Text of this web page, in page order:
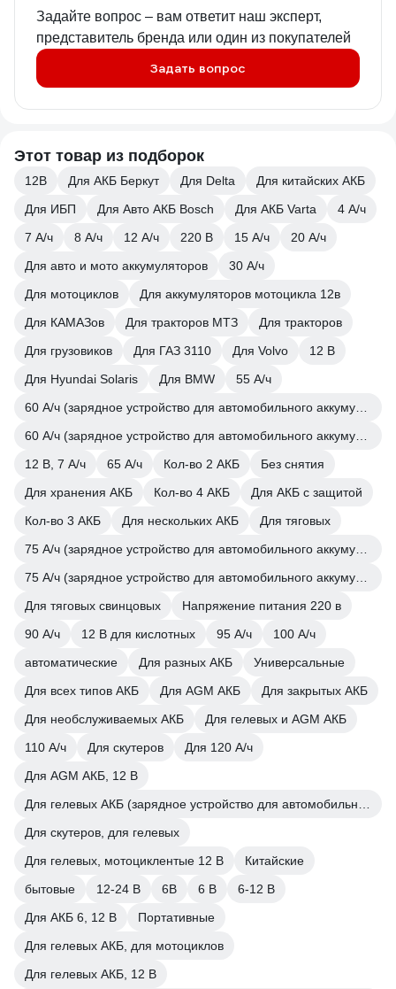
Задайте вопрос – вам ответит наш эксперт,
представитель бренда или один из покупателей
Задать вопрос
Этот товар из подборок
12В Для АКБ Беркут Для Delta
Для китайских АКБ
Для ИБП
Для Авто АКБ Bosch Для АКБ Varta
4 А/ч
7 А/ч
8 А/ч 12 А/ч 220 В 15 А/ч
20 А/ч
Для авто и мото аккумуляторов
30 А/ч
Для мотоциклов
Для аккумуляторов мотоцикла 12в
Для КАМАЗов
Для тракторов МТЗ
Для тракторов
Для грузовиков
Для ГАЗ 3110 Для Volvo
12 В
Для Hyundai Solaris
Для BMW
55 А/ч
12 В, 7 А/ч
65 А/ч Кол-во 2 АКБ
Без снятия
Для хранения АКБ
Кол-во 4 АКБ
Для АКБ с защитой
Кол-во 3 АКБ
Для нескольких АКБ
Для тяговых
Для тяговых свинцовых
Напряжение питания 220 в
90 А/ч
12 В для кислотных 95 А/ч
100 А/ч
автоматические
Для разных АКБ
Универсальные
Для всех типов АКБ
Для AGM АКБ
Для закрытых АКБ
Для необслуживаемых АКБ
Для гелевых и AGM АКБ
110 А/ч
Для скутеров
Для 120 А/ч
Для AGM АКБ, 12 В
Для скутеров, для гелевых
Для гелевых, мотоциклентые 12 В
Китайские
бытовые
12-24 В 6В 6 В
6-12 В
Для АКБ 6, 12 В
Портативные
Для гелевых АКБ, для мотоциклов
Для гелевых АКБ, 12 В